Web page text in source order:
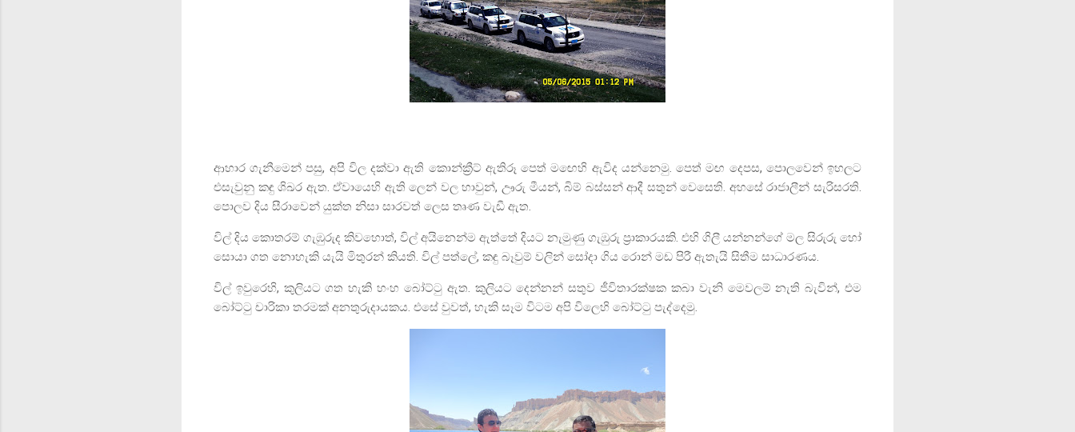
ආහාර ගැනීමෙන් පසු, අපි විල දක්වා ඇති කොන්ක්‍රීට් ඇතිරූ පෙත් මඟෙහි ඇවිද යන්නෙමු. පෙත් මඟ දෙපස, පොලවෙන් ඉහලට
එසැවුනු කඳු ශිඛර ඇත. ඒවායෙහි ඇති ලෙන් වල හාවුන්,ඌරු මීයන්,බිම් බස්සන් ආදී සතුන් වෙසෙති. අහසේ රාජාලීන් සැරිසරති.
පොලව දිය සීරාවෙන් යුක්ත නිසා සාරවත් ලෙස තෘණ වැඩී ඇත.
විල් දිය කොතරම් ගැඹුරුද කිවහොත්, විල් අයිනෙන්ම ඇත්තේ දියට නැමුණු ගැඹුරු ප්‍රාකාරයකි. එහි ගිලී යන්නන්ගේ මල සිරුරු හෝ
සොයා ගත නොහැකි යැයි මිතුරන් කියති. විල් පත්ලේ, කඳු බෑවුම් වලින් සෝදා ගිය රොන් මඩ පිරී ඇතැයි සිතීම සාධාරණය.
විල් ඉවුරෙහි, කුලියට ගත හැකි හංහ බෝට්ටු ඇත. කුලියට දෙන්නන් සතුව ජීවිතාරක්ෂක කබා වැනි මෙවලම් නැති බැවින්,එම
බෝට්ටු චාරිකා තරමක් අනතුරුදායකය. එසේ වුවත්, හැකි සෑම විටම අපි විලෙහි බෝට්ටු පැද්දෙමු.